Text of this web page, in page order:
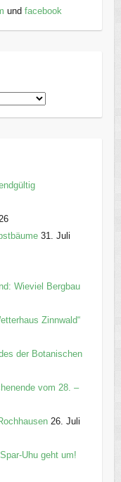
und facebook
31. Juli
Wieviel Bergbau
Zinnwald“
der Botanischen
vom 28. –
26. Juli
Uhu geht um!